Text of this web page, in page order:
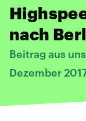
nach
Beitrag aus
Dezember